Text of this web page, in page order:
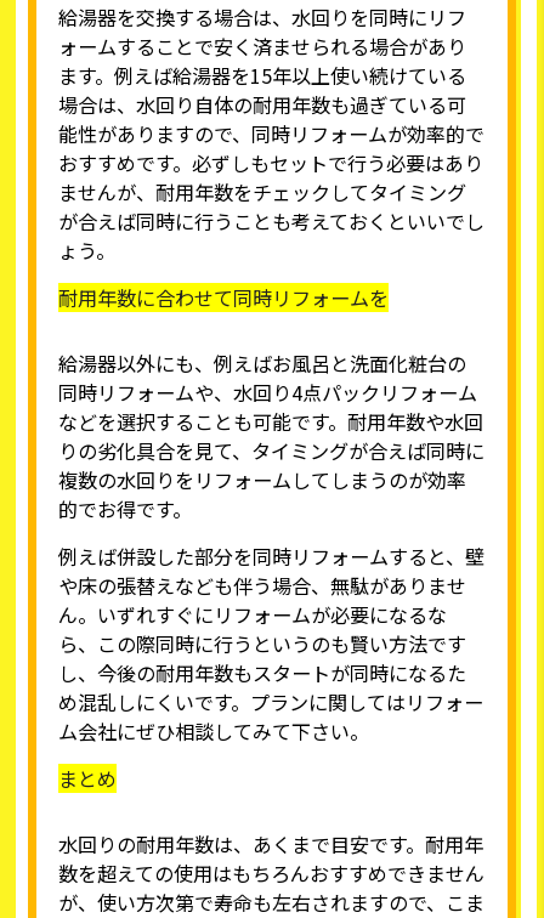
給湯器を交換する場合は、水回りを同時にリフ
ォームすることで安く済ませられる場合があり
ます。例えば給湯器を15年以上使い続けている
場合は、水回り自体の耐用年数も過ぎている可
能性がありますので、同時リフォームが効率的で
おすすめです。必ずしもセットで行う必要はあり
ませんが、耐用年数をチェックしてタイミング
が合えば同時に行うことも考えておくといいでし
ょう。
耐用年数に合わせて同時リフォームを
給湯器以外にも、例えばお風呂と洗面化粧台の
同時リフォームや、水回り4点パックリフォーム
などを選択することも可能です。耐用年数や水回
りの劣化具合を見て、タイミングが合えば同時に
複数の水回りをリフォームしてしまうのが効率
的でお得です。
例えば併設した部分を同時リフォームすると、壁
や床の張替えなども伴う場合、無駄がありませ
ん。いずれすぐにリフォームが必要になるな
ら、この際同時に行うというのも賢い方法です
し、今後の耐用年数もスタートが同時になるた
め混乱しにくいです。プランに関してはリフォー
ム会社にぜひ相談してみて下さい。
まとめ
水回りの耐用年数は、あくまで目安です。耐用年
数を超えての使用はもちろんおすすめできません
が、使い方次第で寿命も左右されますので、こま